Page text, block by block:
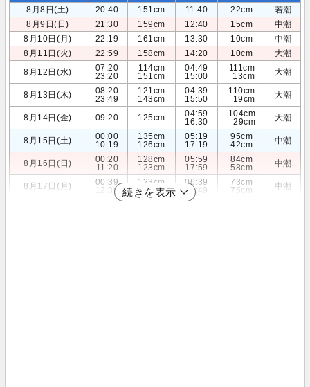
8月8日(土)
20:40 151cm 11:40 22cm
若潮
8月9日(日)
21:30 159cm 12:40 15cm
中潮
8月10日(月)
22:19 161cm 13:30 10cm
中潮
8月11日(火)
22:59 158cm 14:20 10cm
大潮
8月12日(水)
07:20
23:20
114cm
151cm
04:49
15:00
111cm
13cm
大潮
8月13日(木)
08:20
23:49
121cm
143cm
04:39
15:50
110cm
19cm
大潮
8月14日(金) 09:20 125cm
04:59
16:30
104cm
29cm
大潮
8月15日(土)
00:00
10:19
135cm
126cm
05:19
17:19
95cm
42cm
中潮
8月16日(日)
00:20
11:20
128cm
123cm
05:59
17:59
84cm
58cm
中潮
8月17日(月)
00:39
12:39
123cm
118cm
06:39
18:49
73cm
75cm
中潮
続きを表示